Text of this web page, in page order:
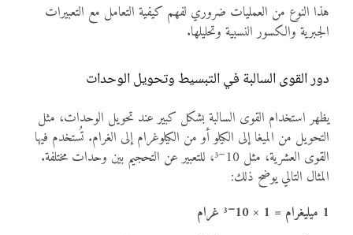
هذا النوع من العمليات ضروري لفهم كيفية التعامل مع التعبيرات
الجبرية والكسور النسبية وتحليلها.
دور القوى السالبة في التبسيط وتحويل الوحدات
يظهر استخدام القوى السالبة بشكل كبير عند تحويل الوحدات، مثل
التحويل من الميغا إلى الكيلو أو من الكيلوغرام إلى الغرام. تُستخدم فيها
القوى العشرية، مثل 10⁻³، للتعبير عن التحجيم بين وحدات مختلفة.
المثال التالي يوضح ذلك:
1 ميليغرام = 1 × 10⁻³ غرام